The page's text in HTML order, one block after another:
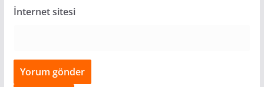
İnternet sitesi